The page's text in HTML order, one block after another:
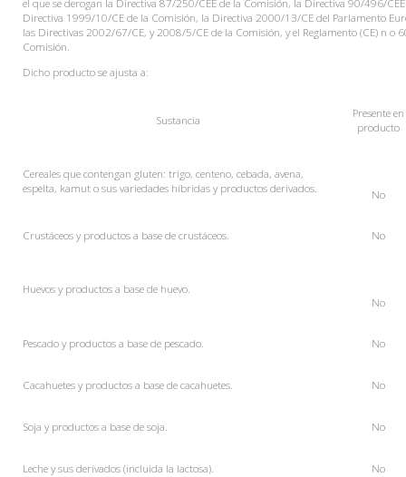
Directiva 1999/10/CE de la Comisión, la Directiva 2000/13/CE del Parlamento
las Directivas 2002/67/CE, y 2008/5/CE de la Comisión, y el Reglamento (CE) n o
Comisión.
Dicho producto se ajusta a:
Sustancia Presenteen
producto
Cereales que contengan gluten: trigo, centeno, cebada, avena,
espelta, kamut o sus variedades híbridas y productos derivados.
No
Crustáceos y productos a base de crustáceos. No
Huevos y productos a base de huevo.
No
Pescado y productos a base de pescado. No
Cacahuetes y productos a base de cacahuetes. No
Soja y productos a base de soja. No
Leche y sus derivados (incluida la lactosa). No